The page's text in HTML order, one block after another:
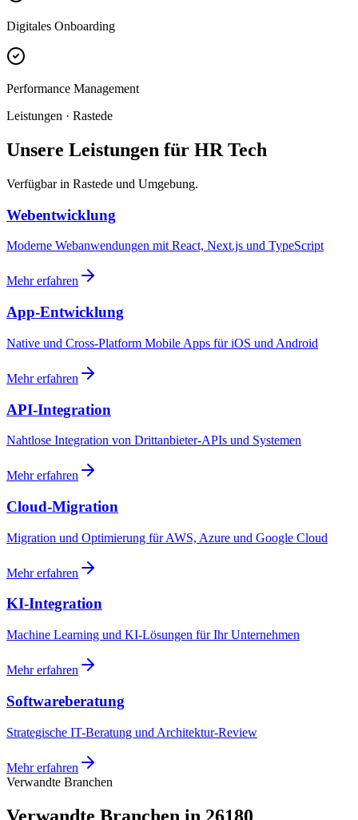
Digitales Onboarding
Performance Management
Leistungen · Rastede
Unsere Leistungen für HR Tech
Verfügbar in Rastede und Umgebung.
Webentwicklung
Moderne Webanwendungen mit React, Next.js und TypeScript
Mehr erfahren
App-Entwicklung
Native und Cross-Platform Mobile Apps für iOS und Android
Mehr erfahren
API-Integration
Nahtlose Integration von Drittanbieter-APIs und Systemen
Mehr erfahren
Cloud-Migration
Migration und Optimierung für AWS, Azure und Google Cloud
Mehr erfahren
KI-Integration
Machine Learning und KI-Lösungen für Ihr Unternehmen
Mehr erfahren
Softwareberatung
Strategische IT-Beratung und Architektur-Review
Mehr erfahren
Verwandte Branchen
Verwandte Branchen in 26180